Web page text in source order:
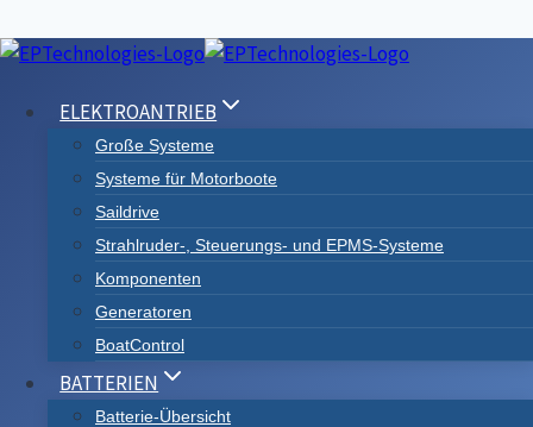
Zum
springenELEKTROANTRIEB
Große Systeme
Systeme für Motorboote
Saildrive
Strahlruder-, Steuerungs- und EPMS-Systeme
Komponenten
Generatoren
BoatControl
BATTERIEN
Batterie-Übersicht
ENERGIELASTEN AUSGLEICHEN